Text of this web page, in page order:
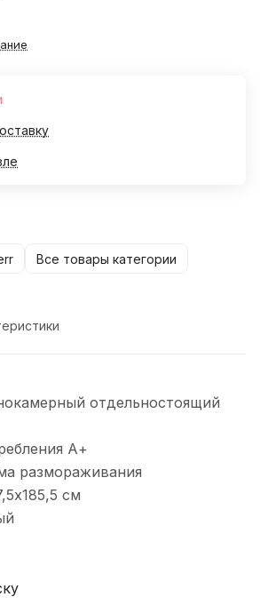
Все товары категории
отдельностоящий
А+
размораживания
см